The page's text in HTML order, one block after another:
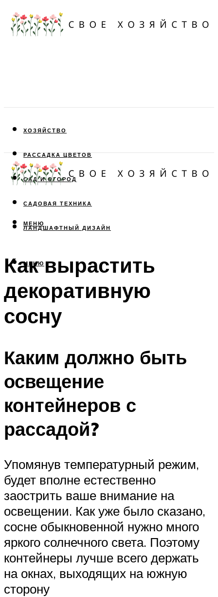
ХОЗЯЙСТВО
РАССАДКА ЦВЕТОВ
САД И ОГОРОД
САДОВАЯ ТЕХНИКА
ЛАНДШАФТНЫЙ ДИЗАЙН
МЕНЮ
МЕНЮ
Как вырастить
декоративную
сосну
Каким должно быть
освещение
контейнеров с
рассадой?
Упомянув температурный режим,
будет вполне естественно
заострить ваше внимание на
освещении. Как уже было сказано,
сосне обыкновенной нужно много
яркого солнечного света. Поэтому
контейнеры лучше всего держать
на окнах, выходящих на южную
сторону